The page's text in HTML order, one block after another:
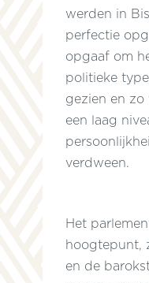
werden in
perfectie
opgaaf om
politieke
gezien en
een laag
verdween.
Het
hoogtepunt,
en de